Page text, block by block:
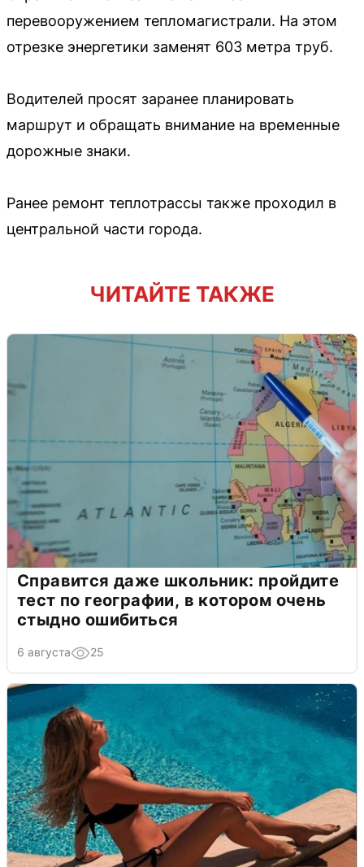
перевооружением тепломагистрали. На этом
отрезке энергетики заменят 603 метра труб.
Водителей просят заранее планировать
маршрут и обращать внимание на временные
дорожные знаки.
Ранее ремонт теплотрассы также проходил в
центральной части города.
ЧИТАЙТЕ ТАКЖЕ
Справится даже школьник: пройдите
тест по географии, в котором очень
стыдно ошибиться
6 августа 25